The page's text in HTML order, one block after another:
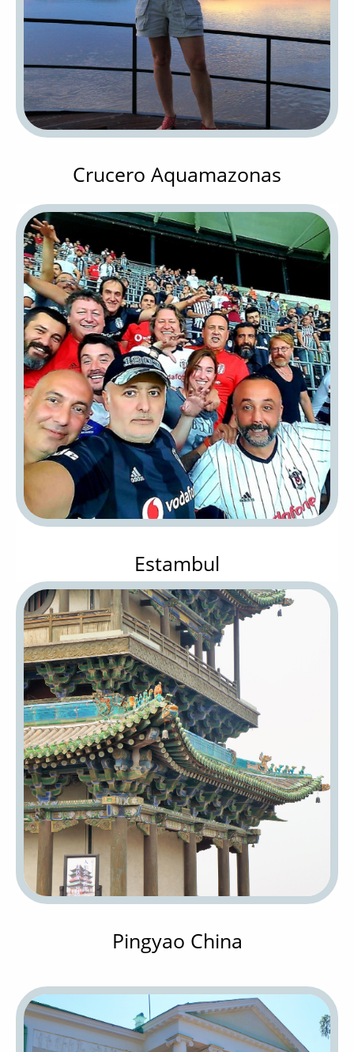
Crucero Aquamazonas
Estambul
Pingyao China